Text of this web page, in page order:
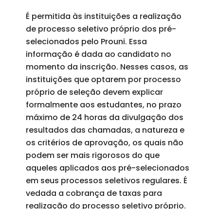
É permitida às instituições a realização
de processo seletivo próprio dos pré-
selecionados pelo Prouni. Essa
informação é dada ao candidato no
momento da inscrição. Nesses casos, as
instituições que optarem por processo
próprio de seleção devem explicar
formalmente aos estudantes, no prazo
máximo de 24 horas da divulgação dos
resultados das chamadas, a natureza e
os critérios de aprovação, os quais não
podem ser mais rigorosos do que
aqueles aplicados aos pré-selecionados
em seus processos seletivos regulares. É
vedada a cobrança de taxas para
realização do processo seletivo próprio.